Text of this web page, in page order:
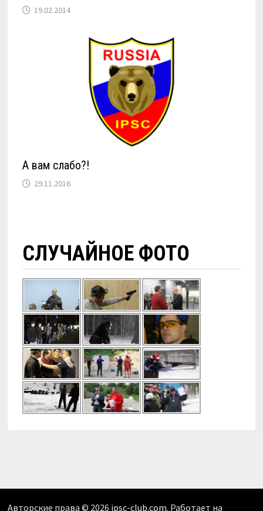
19.02.2014
А вам слабо?!
29.11.2016
СЛУЧАЙНОЕ ФОТО
Авторские права © 2026 ipsc-club.com. Работает на